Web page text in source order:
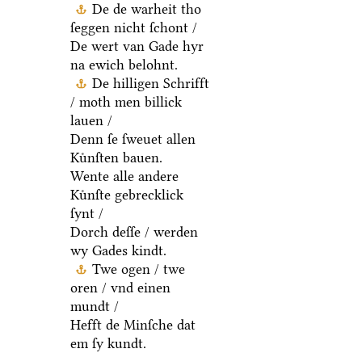
De de warheit tho
ſeggen nicht ſchont /
De wert van Gade hyr
na ewich belohnt.
De hilligen Schrifft
/ moth men billick
lauen /
Denn ſe ſweuet allen
Kuͤnſten bauen.
Wente alle andere
Kuͤnſte gebrecklick
ſynt /
Dorch deſſe / werden
wy Gades kindt.
Twe ogen / twe
oren / vnd einen
mundt /
Hefft de Minſche dat
em ſy kundt.